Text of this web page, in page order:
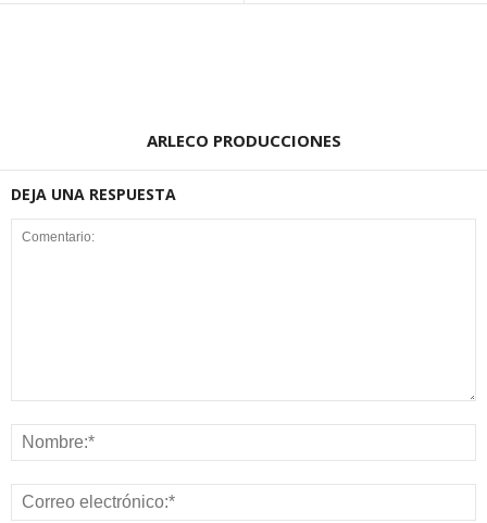
ARLECO PRODUCCIONES
DEJA UNA RESPUESTA